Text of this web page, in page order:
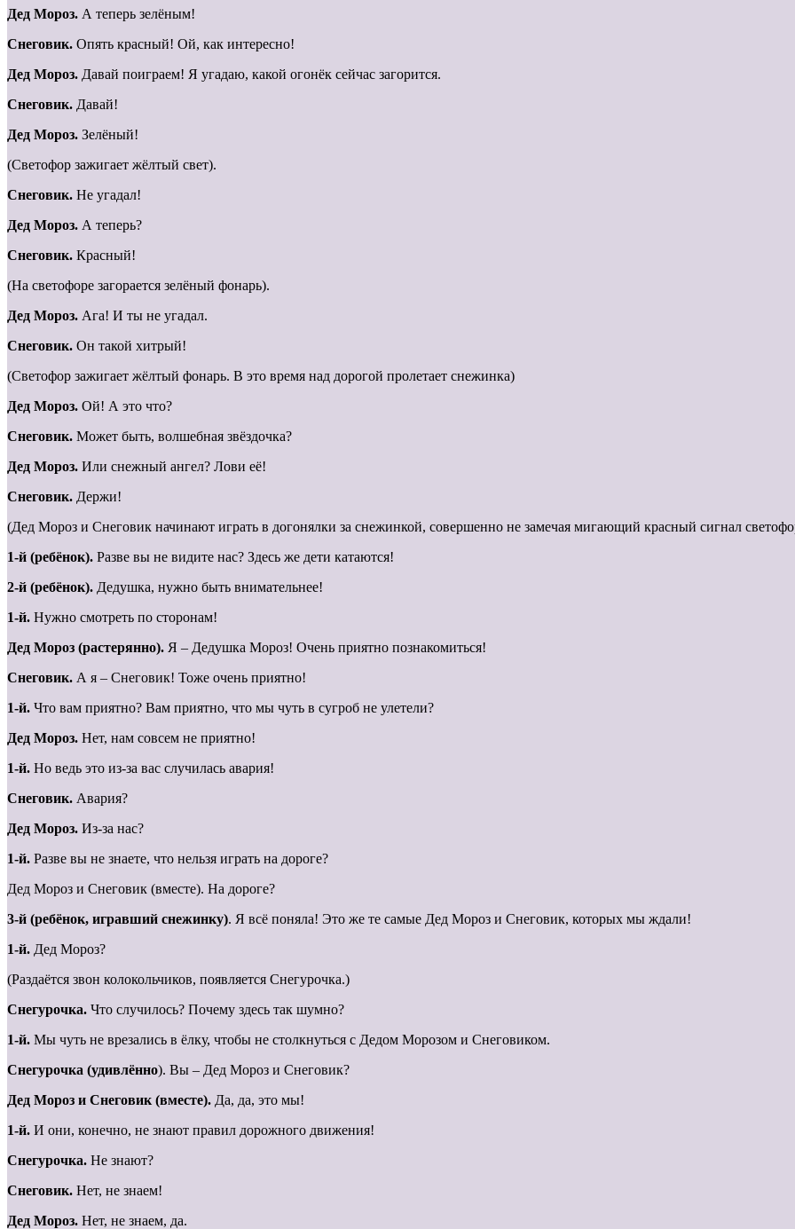
Дед Мороз. А теперь зелёным!
Снеговик. Опять красный! Ой, как интересно!
Дед Мороз. Давай поиграем! Я угадаю, какой огонёк сейчас загорится.
Снеговик. Давай!
Дед Мороз. Зелёный!
(Светофор зажигает жёлтый свет).
Снеговик. Не угадал!
Дед Мороз. А теперь?
Снеговик. Красный!
(На светофоре загорается зелёный фонарь).
Дед Мороз. Ага! И ты не угадал.
Снеговик. Он такой хитрый!
(Светофор зажигает жёлтый фонарь. В это время над дорогой пролетает снежинка)
Дед Мороз. Ой! А это что?
Снеговик. Может быть, волшебная звёздочка?
Дед Мороз. Или снежный ангел? Лови её!
Снеговик. Держи!
(Дед Мороз и Снеговик начинают играть в догонялки за снежинкой, совершенно не замечая мигающий красный сигнал
1-й (ребёнок). Разве вы не видите нас? Здесь же дети катаются!
2-й (ребёнок). Дедушка, нужно быть внимательнее!
1-й. Нужно смотреть по сторонам!
Дед Мороз (растерянно). Я – Дедушка Мороз! Очень приятно познакомиться!
Снеговик. А я – Снеговик! Тоже очень приятно!
1-й. Что вам приятно? Вам приятно, что мы чуть в сугроб не улетели?
Дед Мороз. Нет, нам совсем не приятно!
1-й. Но ведь это из-за вас случилась авария!
Снеговик. Авария?
Дед Мороз. Из-за нас?
1-й. Разве вы не знаете, что нельзя играть на дороге?
Дед Мороз и Снеговик (вместе). На дороге?
3-й (ребёнок, игравший снежинку). Я всё поняла! Это же те самые Дед Мороз и Снеговик, которых мы ждали!
1-й. Дед Мороз?
(Раздаётся звон колокольчиков, появляется Снегурочка.)
Снегурочка. Что случилось? Почему здесь так шумно?
1-й. Мы чуть не врезались в ёлку, чтобы не столкнуться с Дедом Морозом и Снеговиком.
Снегурочка (удивлённо). Вы – Дед Мороз и Снеговик?
Дед Мороз и Снеговик (вместе). Да, да, это мы!
1-й. И они, конечно, не знают правил дорожного движения!
Снегурочка. Не знают?
Снеговик. Нет, не знаем!
Дед Мороз. Нет, не знаем, да.